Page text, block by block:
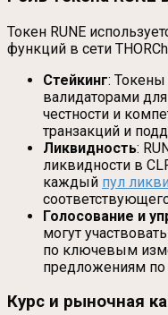
Токен RUNE
функций в сети
Стейкинг: Токены
валидаторами для
честности и
транзакций и
Ликвидность:
ликвидности в
каждый пул
Голосование и
могут
по ключевым
предложениям
Курс и рыночная